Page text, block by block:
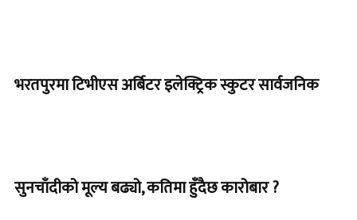
भरतपुरमा टिभीएस अर्बिटर इलेक्ट्रिक स्कुटर सार्वजनिक
सुनचाँदीको मूल्य बढ्यो, कतिमा हुँदैछ कारोबार ?